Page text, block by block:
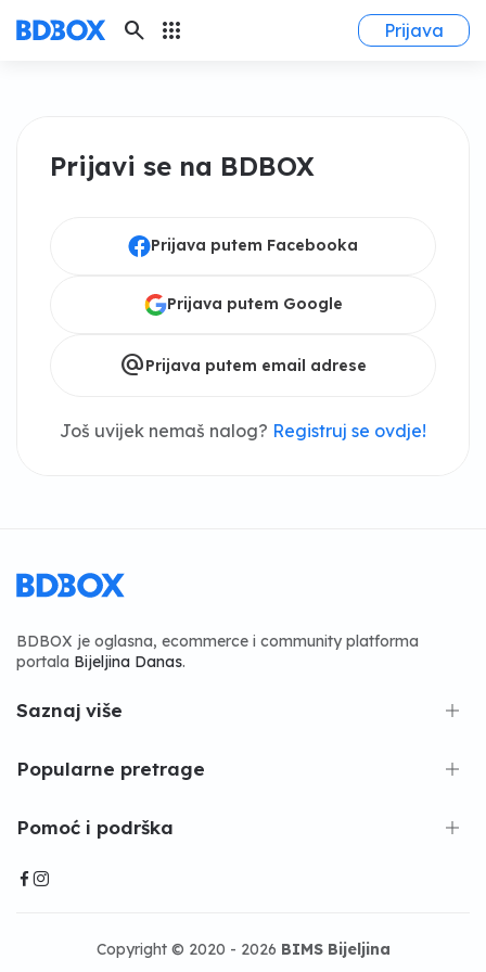
search apps Prijava
Prijavi se na BDBOX
Prijava putem Facebooka
Prijava putem Google
alternate_emailPrijava putem email adrese
Još uvijek nemaš nalog? Registruj se ovdje!
BDBOX je oglasna, ecommerce i community platforma
portala Bijeljina Danas.
Saznaj više
Popularne pretrage
Pomoć i podrška
Copyright © 2020 - 2026 BIMS Bijeljina